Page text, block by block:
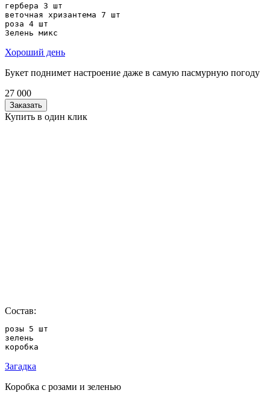
гербера 3 шт
веточная хризантема 7 шт
роза 4 шт
Зелень микс
Хороший день
Букет поднимет настроение даже в самую пасмурную погоду
27 000
Заказать
Купить в один клик
Состав:
розы 5 шт
зелень
коробка
Загадка
Коробка с розами и зеленью